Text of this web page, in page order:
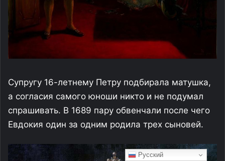
Русский